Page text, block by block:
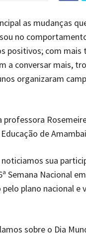
as mudanças
no
positivos; com mais
a conversar mais,
organizaram
professora
de
sua
Semana Nacional
plano nacional e
sobre o Dia